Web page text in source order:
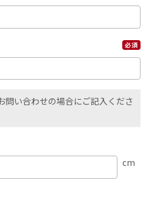
必須
問い合わせの場合にご記入くださ
cm